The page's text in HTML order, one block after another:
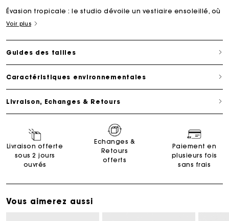
Évasion tropicale : le studio dévoile un vestiaire ensoleillé, où
Voir plus
Guides des tailles
Caractéristiques environnementales
Livraison, Echanges & Retours
Livraison offerte
sous 2 jours
ouvrés
Echanges &
Retours
offerts
Paiement en
plusieurs fois
sans frais
Vous aimerez aussi